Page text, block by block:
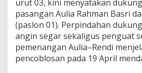
urut 03, kini menyatakan
pasangan Aulia Rahman Basri
(paslon 01). Perpindahan
angin segar sekaligus penguat
pemenangan Aulia–Rendi
pencoblosan pada 19 April